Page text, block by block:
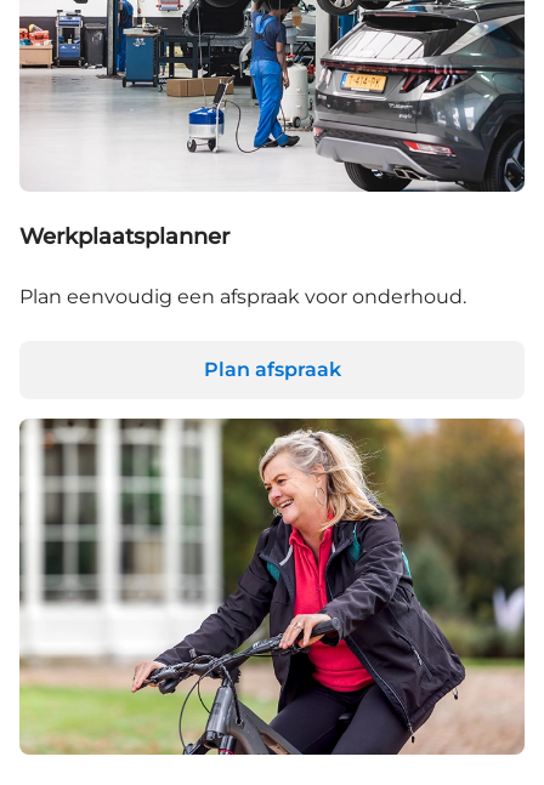
Werkplaatsplanner
Plan eenvoudig een afspraak voor onderhoud.
Plan afspraak